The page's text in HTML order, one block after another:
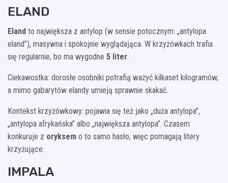
ELAND
Eland to największa z antylop (w sensie potocznym: „antylopa
eland”), masywna i spokojnie wyglądająca. W krzyżówkach trafia
się regularnie, bo ma wygodne 5 liter.
Ciekawostka: dorosłe osobniki potrafią ważyć kilkaset kilogramów,
a mimo gabarytów elandy umieją sprawnie skakać.
Kontekst krzyżówkowy: pojawia się też jako „duża antylopa”,
„antylopa afrykańska” albo „największa antylopa”. Czasem
konkuruje z oryksem o to samo hasło, więc pomagają litery
krzyżujące.
IMPALA